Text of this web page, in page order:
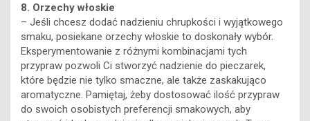
8. Orzechy włoskie
– Jeśli chcesz dodać nadzieniu chrupkości i wyjątkowego
smaku, posiekane orzechy włoskie to doskonały wybór.
Eksperymentowanie z różnymi kombinacjami tych
przypraw pozwoli Ci stworzyć nadzienie do pieczarek,
które będzie nie tylko smaczne, ale także zaskakująco
aromatyczne. Pamiętaj, żeby dostosować ilość przypraw
do swoich osobistych preferencji smakowych, aby